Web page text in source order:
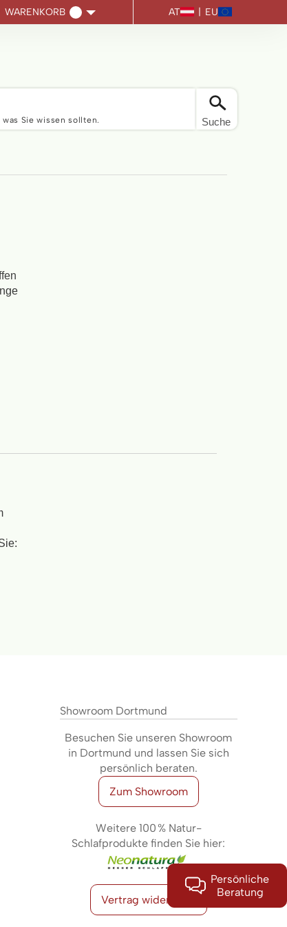
Persönliche
Beratung
WARENKORB AT EU
Sie wissen sollten. Suche
Showroom Dortmund
Besuchen Sie unseren Showroom
in Dortmund und lassen Sie sich
persönlich beraten.
Zum Showroom
Weitere 100 % Natur-
Schlafprodukte finden Sie hier:
Vertrag widerrufen